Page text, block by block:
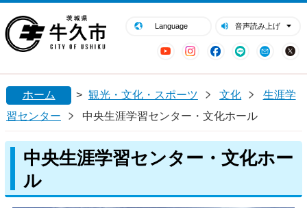
Language 音声読み上げ
YouTubeInstagram
Facebook
LINE Mail
閉じる
ホーム > 観光・文化・スポーツ 文化
生涯学
習センター
中央生涯学習センター・文化ホール
中央生涯学習センター・文化ホー
ル